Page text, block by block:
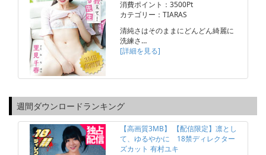
消費ポイント：3500Pt
カテゴリー：TIARAS
清純さはそのままにどんどん綺麗に
洗練さ…
[詳細を見る]
週間ダウンロードランキング
【高画質3MB】 【配信限定】凛とし
て、ゆるやかに 18禁ディレクター
ズカット 有村ユキ